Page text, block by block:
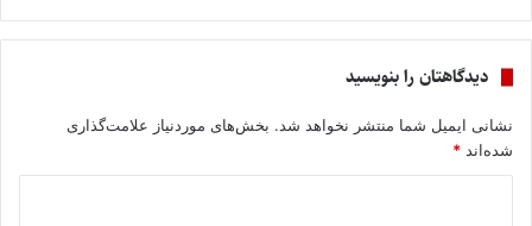
دیدگاهتان را بنویسید
نشانی ایمیل شما منتشر نخواهد شد. بخش‌های موردنیاز علامت‌گذاری
شده‌اند *